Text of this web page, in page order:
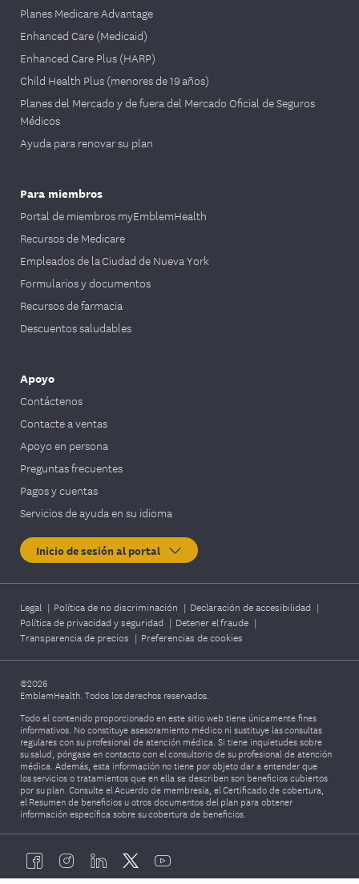
Planes Medicare Advantage
Enhanced Care (Medicaid)
Enhanced Care Plus (HARP)
Child Health Plus (menores de 19 años)
Planes del Mercado y de fuera del Mercado Oficial de Seguros
Médicos
Ayuda para renovar su plan
Para miembros
Portal de miembros myEmblemHealth
Recursos de Medicare
Empleados de la Ciudad de Nueva York
Formularios y documentos
Recursos de farmacia
Descuentos saludables
Apoyo
Contáctenos
Contacte a ventas
Apoyo en persona
Preguntas frecuentes
Pagos y cuentas
Servicios de ayuda en su idioma
Inicio de sesión al portal
Legal | Política de no discriminación | Declaración de accesibilidad |
Política de privacidad y seguridad | Detener el fraude |
Transparencia de precios | Preferencias de cookies
©2026
EmblemHealth. Todos los derechos reservados.
Todo el contenido proporcionado en este sitio web tiene únicamente fines
informativos. No constituye asesoramiento médico ni sustituye las consultas
regulares con su profesional de atención médica. Si tiene inquietudes sobre
su salud, póngase en contacto con el consultorio de su profesional de atención
médica. Además, esta información no tiene por objeto dar a entender que
los servicios o tratamientos que en ella se describen son beneficios cubiertos
por su plan. Consulte el Acuerdo de membresía, el Certificado de cobertura,
el Resumen de beneficios u otros documentos del plan para obtener
información específica sobre su cobertura de beneficios.